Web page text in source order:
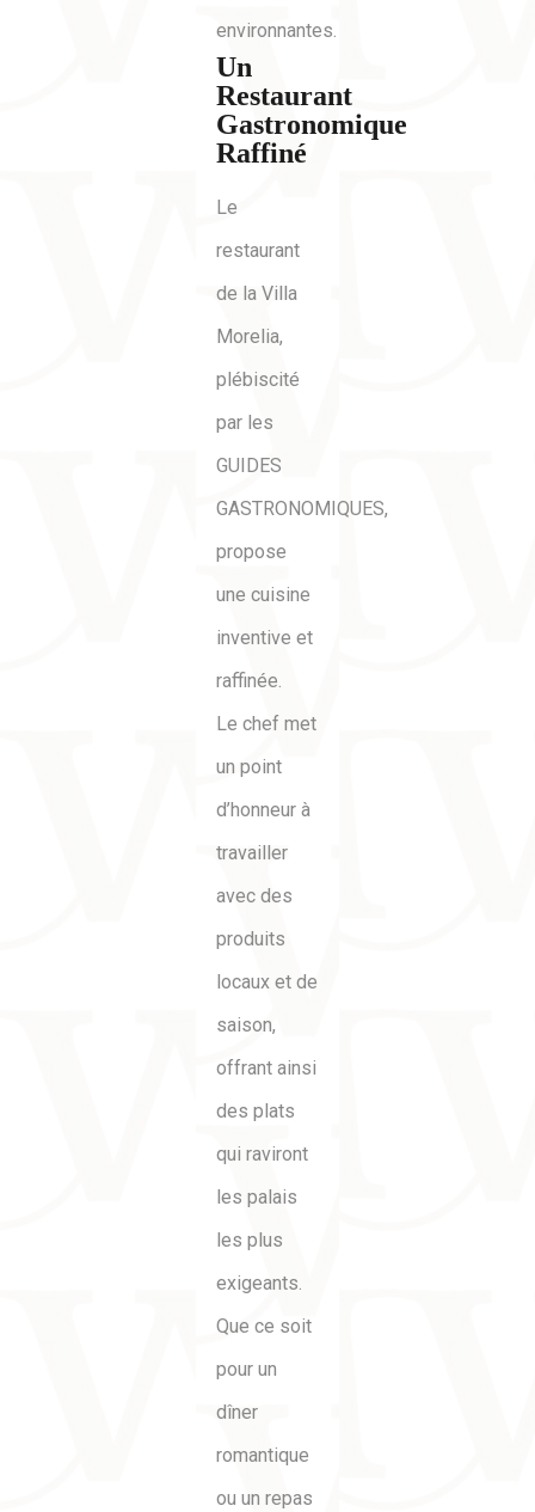
environnantes.
Un
Restaurant
Gastronomique
Raffiné
Le
restaurant
de la Villa
Morelia,
plébiscité
par les
GUIDES
GASTRONOMIQUES,
propose
une cuisine
inventive et
raffinée.
Le chef met
un point
d’honneur à
travailler
avec des
produits
locaux et de
saison,
offrant ainsi
des plats
qui raviront
les palais
les plus
exigeants.
Que ce soit
pour un
dîner
romantique
ou un repas